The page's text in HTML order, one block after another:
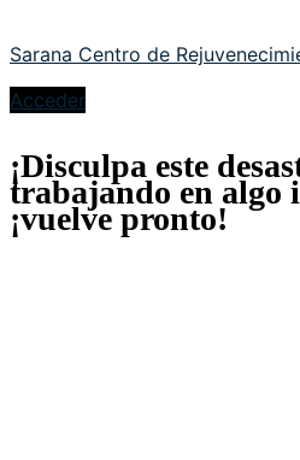
Sarana Centro de
Acceder
¡Disculpa este
trabajando en algo
¡vuelve pronto!